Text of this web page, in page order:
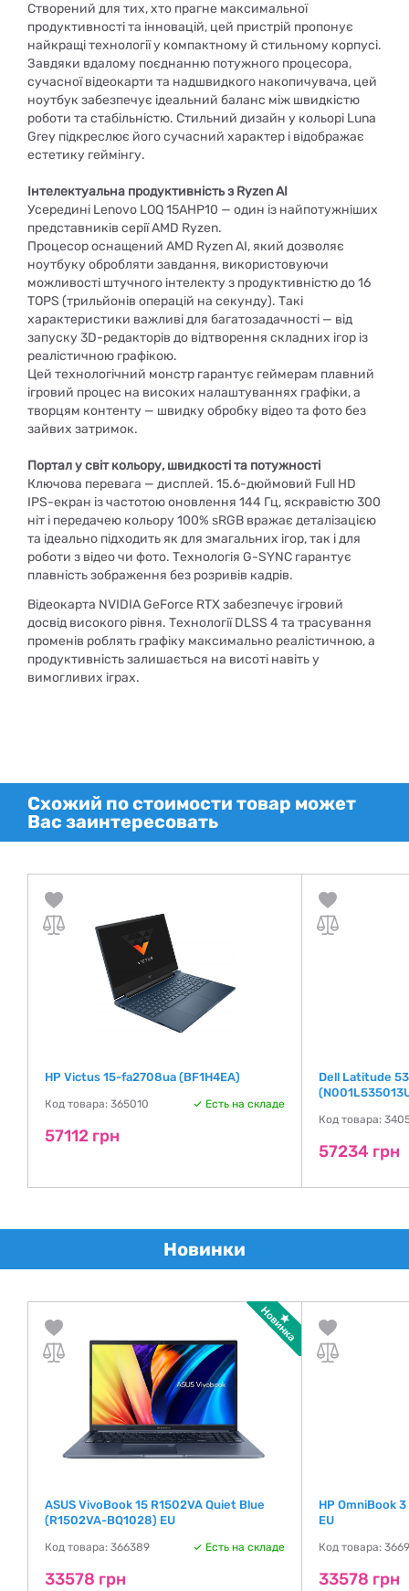
Створений для тих, хто прагне максимальної
продуктивності та інновацій, цей пристрій пропонує
найкращі технології у компактному й стильному корпусі.
Завдяки вдалому поєднанню потужного процесора,
сучасної відеокарти та надшвидкого накопичувача, цей
ноутбук забезпечує ідеальний баланс між швидкістю
роботи та стабільністю. Стильний дизайн у кольорі Luna
Grey підкреслює його сучасний характер і відображає
естетику геймінгу.
Інтелектуальна продуктивність з Ryzen AI
Усередині Lenovo LOQ 15AHP10 — один із найпотужніших
представників серії AMD Ryzen.
Процесор оснащений AMD Ryzen AI, який дозволяє
ноутбуку обробляти завдання, використовуючи
можливості штучного інтелекту з продуктивністю до 16
TOPS (трильйонів операцій на секунду). Такі
характеристики важливі для багатозадачності — від
запуску 3D-редакторів до відтворення складних ігор із
реалістичною графікою.
Цей технологічний монстр гарантує геймерам плавний
ігровий процес на високих налаштуваннях графіки, а
творцям контенту — швидку обробку відео та фото без
зайвих затримок.
Портал у світ кольору, швидкості та потужності
Ключова перевага — дисплей. 15.6-дюймовий Full HD
IPS-екран із частотою оновлення 144 Гц, яскравістю 300
ніт і передачею кольору 100% sRGB вражає деталізацією
та ідеально підходить як для змагальних ігор, так і для
роботи з відео чи фото. Технологія G-SYNC гарантує
плавність зображення без розривів кадрів.
Відеокарта NVIDIA GeForce RTX забезпечує ігровий
досвід високого рівня. Технології DLSS 4 та трасування
променів роблять графіку максимально реалістичною, а
продуктивність залишається на висоті навіть у
вимогливих іграх.
Схожий по стоимости товар может
Вас заинтересовать
HP Victus 15-fa2708ua (BF1H4EA)
Код товара: 365010 Есть на складе
57112 грн
Dell Latitude
Код товара:
57234 грн
Новинки
ASUS VivoBook 15 R1502VA Quiet Blue
(R1502VA-BQ1028) EU
Код товара: 366389 Есть на складе
33578 грн
HP OmniBook
EU
Код товара:
33578 грн